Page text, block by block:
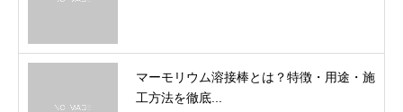
マーモリウム溶接棒とは？特徴・用途・施
工方法を徹底...